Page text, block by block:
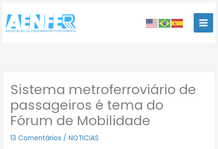
para
conteúdo
Sistema metroferroviário de
passageiros é tema do
Fórum de Mobilidade
13 Comentários /NOTICIAS